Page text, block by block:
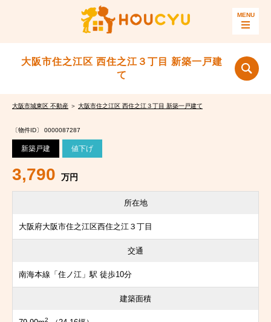
大阪市住之江区 西住之江３丁目 新築一戸建
て
大阪市城東区 不動産 ＞ 大阪市住之江区 西住之江３丁目 新築一戸建て
〔物件ID〕 0000087287
新築戸建 値下げ
3,790 万円
所在地
大阪府大阪市住之江区西住之江３丁目
交通
南海本線「住ノ江」駅 徒歩10分
建築面積
2